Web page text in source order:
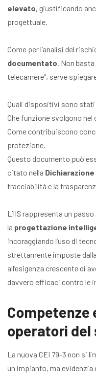
elevato, giustificando
progettuale.
Come per l’analisi del
documentato. Non
telecamere”, serve
Quali dispositivi sono
Che funzione svolgono
Come contribuiscono
protezione.
Questo documento può
citato nella
tracciabilità e la
L’IIS rappresenta un
la progettazione
incoraggiando l’uso di
strettamente imposte
all’esigenza crescente di
davvero efficaci contro le
Competenze
operatori
La nuova CEI 79-3 non si
un impianto, ma evidenzia